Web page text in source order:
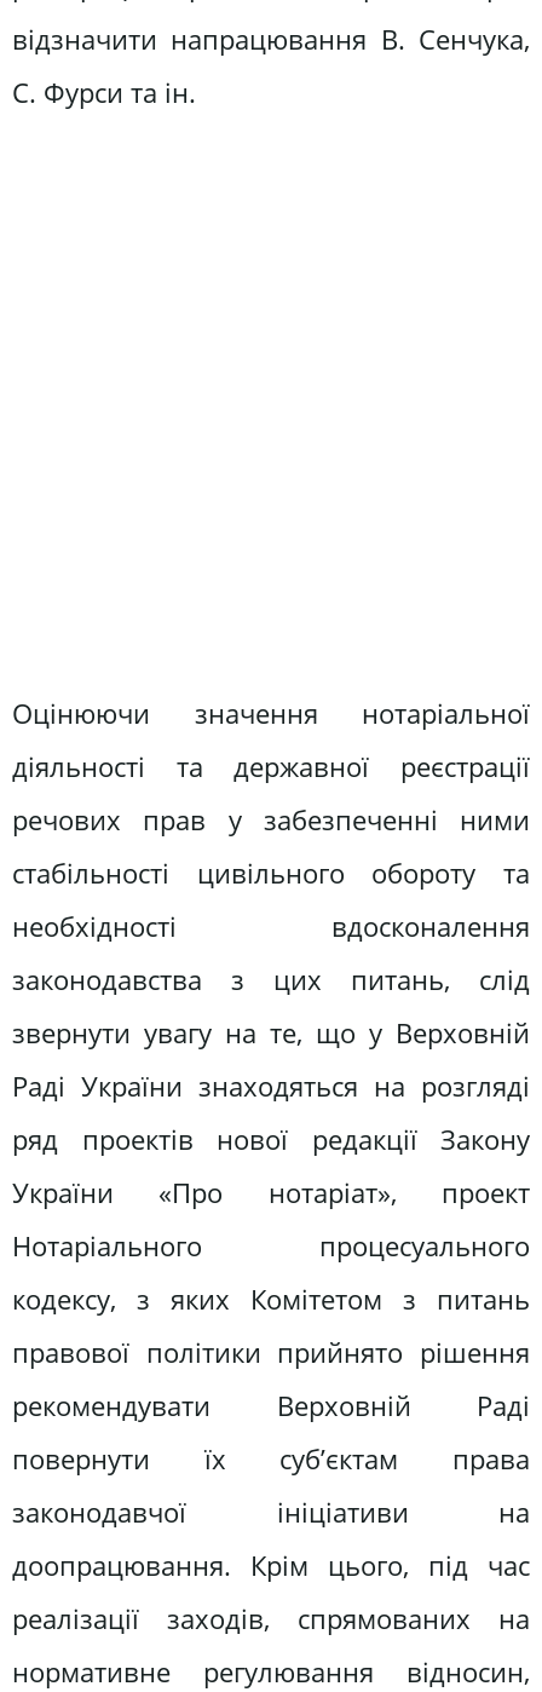
відзначити напрацювання В. Сенчука,
С. Фурси та ін.
Оцінюючи значення нотаріальної
діяльності та державної реєстрації
речових прав у забезпеченні ними
стабільності цивільного обороту та
необхідності вдосконалення
законодавства з цих питань, слід
звернути увагу на те, що у Верховній
Раді України знаходяться на розгляді
ряд проектів нової редакції Закону
України «Про нотаріат», проект
Нотаріального процесуального
кодексу, з яких Комітетом з питань
правової політики прийнято рішення
рекомендувати Верховній Раді
повернути їх суб’єктам права
законодавчої ініціативи на
доопрацювання. Крім цього, під час
реалізації заходів, спрямованих на
нормативне регулювання відносин,